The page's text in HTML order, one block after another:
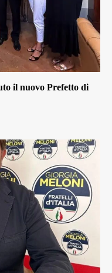
il nuovo Prefetto di